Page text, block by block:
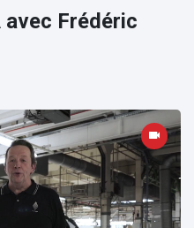
avec Frédéric